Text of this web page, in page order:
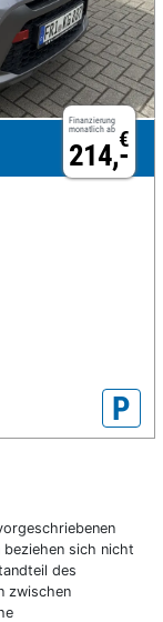
Finanzierung
monatlich ab €
214,-
P
beziehen sich nicht
des
zwischen